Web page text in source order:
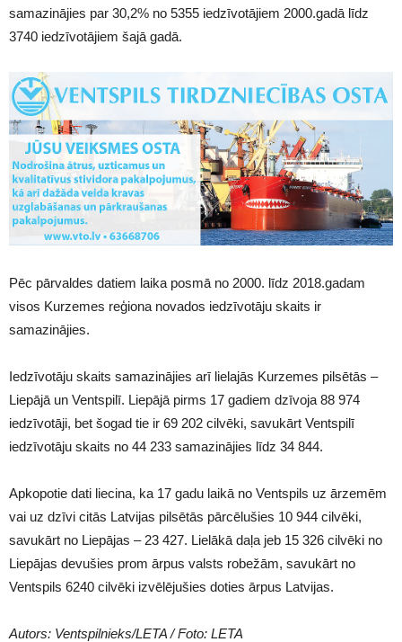
samazinājies par 30,2% no 5355 iedzīvotājiem 2000.gadā līdz
3740 iedzīvotājiem šajā gadā.
Pēc pārvaldes datiem laika posmā no 2000. līdz 2018.gadam
visos Kurzemes reģiona novados iedzīvotāju skaits ir
samazinājies.
Iedzīvotāju skaits samazinājies arī lielajās Kurzemes pilsētās –
Liepājā un Ventspilī. Liepājā pirms 17 gadiem dzīvoja 88 974
iedzīvotāji, bet šogad tie ir 69 202 cilvēki, savukārt Ventspilī
iedzīvotāju skaits no 44 233 samazinājies līdz 34 844.
Apkopotie dati liecina, ka 17 gadu laikā no Ventspils uz ārzemēm
vai uz dzīvi citās Latvijas pilsētās pārcēlušies 10 944 cilvēki,
savukārt no Liepājas – 23 427. Lielākā daļa jeb 15 326 cilvēki no
Liepājas devušies prom ārpus valsts robežām, savukārt no
Ventspils 6240 cilvēki izvēlējušies doties ārpus Latvijas.
Autors: Ventspilnieks/LETA / Foto: LETA